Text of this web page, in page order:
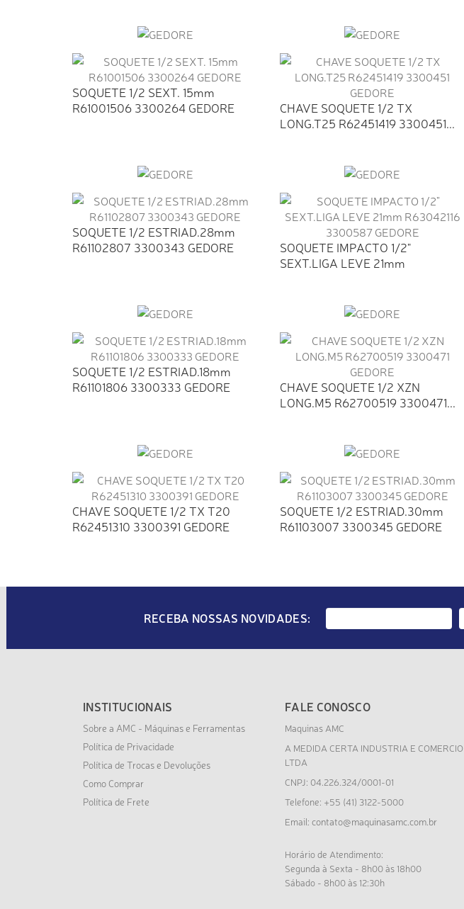
SOQUETE 1/2 SEXT. 15mm
R61001506 3300264 GEDORE
CHAVE SOQUETE 1/2 TX
LONG.T25 R62451419 3300451...
SOQUETE 1/2 ESTRIAD.28mm
R61102807 3300343 GEDORE
SOQUETE IMPACTO 1/2"
SEXT.LIGA LEVE 21mm
SOQUETE 1/2 ESTRIAD.18mm
R61101806 3300333 GEDORE
CHAVE SOQUETE 1/2 XZN
LONG.M5 R62700519 3300471...
CHAVE SOQUETE 1/2 TX T20
R62451310 3300391 GEDORE
SOQUETE 1/2 ESTRIAD.30mm
R61103007 3300345 GEDORE
RECEBA NOSSAS NOVIDADES:
INSTITUCIONAIS
Sobre a AMC - Máquinas e Ferramentas
Política de Privacidade
Política de Trocas e Devoluções
Como Comprar
Política de Frete
FALE CONOSCO
Maquinas AMC
A MEDIDA CERTA INDUSTRIA E COMERCIO
LTDA
CNPJ: 04.226.324/0001-01
Telefone: +55 (41) 3122-5000
Email: contato@maquinasamc.com.br
Horário de Atendimento:
Segunda à Sexta - 8h00 às 18h00
Sábado - 8h00 às 12:30h